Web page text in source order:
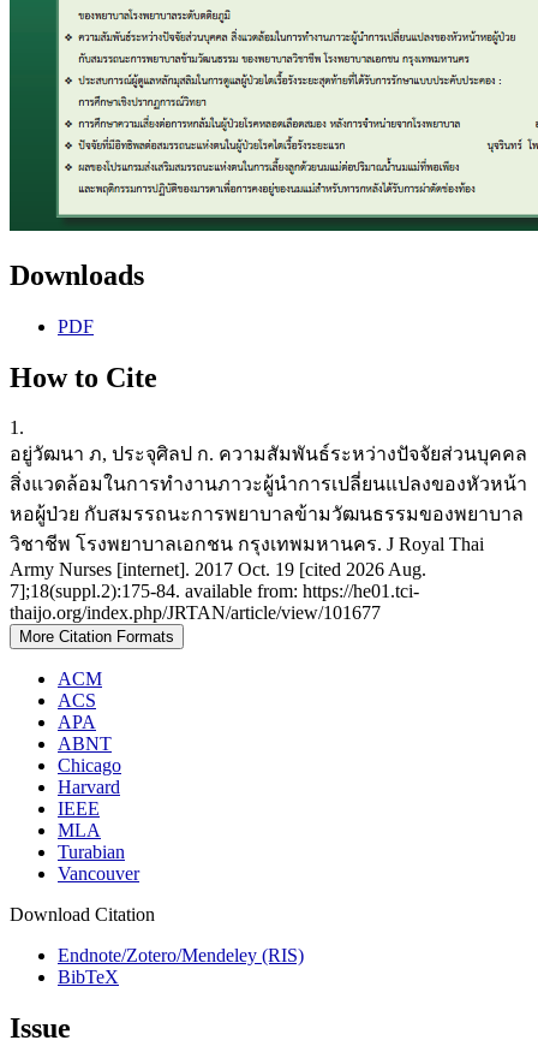
Downloads
PDF
How to Cite
1.
อยู่วัฒนา ภ, ประจุศิลป ก. ความสัมพันธ์ระหว่างปัจจัยส่วนบุคคล
สิ่งแวดล้อมในการทำงานภาวะผู้นำการเปลี่ยนแปลงของหัวหน้า
หอผู้ป่วย กับสมรรถนะการพยาบาลข้ามวัฒนธรรมของพยาบาล
วิชาชีพ โรงพยาบาลเอกชน กรุงเทพมหานคร. J Royal Thai
Army Nurses [internet]. 2017 Oct. 19 [cited 2026 Aug.
7];18(suppl.2):175-84. available from: https://he01.tci-
thaijo.org/index.php/JRTAN/article/view/101677
More Citation Formats
ACM
ACS
APA
ABNT
Chicago
Harvard
IEEE
MLA
Turabian
Vancouver
Download Citation
Endnote/Zotero/Mendeley (RIS)
BibTeX
Issue